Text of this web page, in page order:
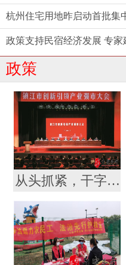
杭州住宅用地昨启动首批集
政策支持民宿经济发展 专家
政策
从头抓紧，干字当头！镇江召开创新引领产业强市大会暨要素市场化配置综合改革推进会